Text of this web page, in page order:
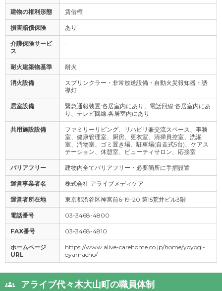
建物の権利形態 賃借権
損害賠償保険 あり
介護保険サービ
ス
-
耐火建築物基準 耐火
消火設備
スプリンクラー・非常放送設備・自動火災報知器・誘
導灯
居室設備
緊急通報装置:各居室内にあり、電話回線:各居室内にあ
り、テレビ回線:各居室内にあり
共用施設設備
ファミリーリビング、リハビリ兼交流スペース、事務
室、健康管理室、厨房、更衣室、清掃員控室、洗濯
室、汚物室、ゴミ置き場、駐車場(自走式5台)、ケアス
テーション、休憩室、ビューティサロン、応接室
バリアフリー 建物内全てバリアフリー・必要箇所に手摺設置
運営事業者名 株式会社 アライブメディケア
運営者所在地 東京都渋谷区神宮前6-19-20 第15荒井ビル3階
電話番号 03-3468-4800
FAX番号 03-3468-4810
ホームページ
URL
https://www.alive-carehome.co.jp/home/yoyogi-
oyamacho/
アライブ代々木大山町の職員体制